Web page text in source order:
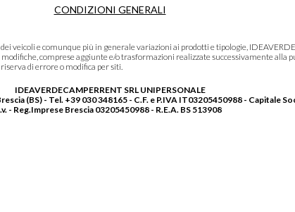
CONDIZIONI GENERALI
veicoli e comunque più in generale variazioni ai prodotti e tipologie,
comprese aggiunte e/o trasformazioni realizzate successivamente alla
di errore o modifica per siti.
IDEAVERDECAMPERRENT SRL UNIPERSONALE
(BS) - Tel. +39 030 348165 - C.F. e P.IVA IT03205450988 - Capitale
- Reg.Imprese Brescia 03205450988 - R.E.A. BS 513908